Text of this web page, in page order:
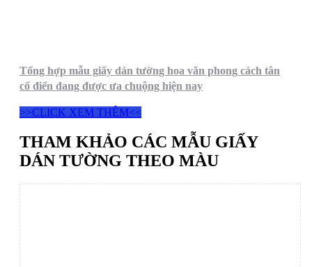
Tổng hợp mẫu giấy dán tường hoa văn phong cách tân
cổ điển đang được ưa chuộng hiện nay
>>CLICK XEM THÊM<<
THAM KHẢO CÁC MẪU GIẤY
DÁN TƯỜNG THEO MÀU